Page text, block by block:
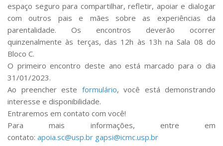
Comunicação e Informática
Programas e Ações
Qualidade e Produtividade
Acessibilidade
Pequeno Cidadão
Campus Universitário
Ensino e Pesquisa
Sobre o Campus
espaço seguro para compartilhar, refletir, apoiar e dialogar
com outros pais e mães sobre as experiências da
parentalidade. Os encontros deverão ocorrer
quinzenalmente às terças, das 12h às 13h na Sala 08 do
Bloco C.
O primeiro encontro deste ano está marcado para o dia
31/01/2023.
Ao preencher este formulário, você está demonstrando
interesse e disponibilidade.
Entraremos em contato com você!
Para mais informações, entre em
contato: apoia.sc@usp.br gapsi@icmc.usp.br